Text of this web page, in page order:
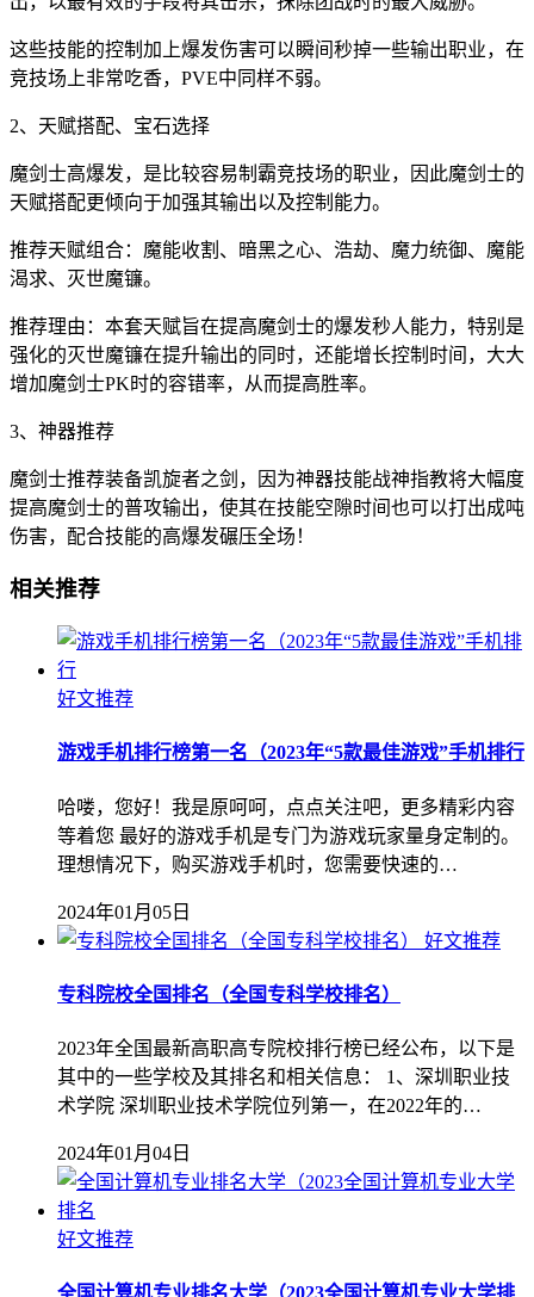
这些技能的控制加上爆发伤害可以瞬间秒掉一些输出职业，在
竞技场上非常吃香，PVE中同样不弱。
2、天赋搭配、宝石选择
魔剑士高爆发，是比较容易制霸竞技场的职业，因此魔剑士的
天赋搭配更倾向于加强其输出以及控制能力。
推荐天赋组合：魔能收割、暗黑之心、浩劫、魔力统御、魔能
渴求、灭世魔镰。
推荐理由：本套天赋旨在提高魔剑士的爆发秒人能力，特别是
强化的灭世魔镰在提升输出的同时，还能增长控制时间，大大
增加魔剑士PK时的容错率，从而提高胜率。
3、神器推荐
魔剑士推荐装备凯旋者之剑，因为神器技能战神指教将大幅度
提高魔剑士的普攻输出，使其在技能空隙时间也可以打出成吨
伤害，配合技能的高爆发碾压全场！
相关推荐
好文推荐
游戏手机排行榜第一名（2023年“5款最佳游戏”手机排行
哈喽，您好！我是原呵呵，点点关注吧，更多精彩内容
等着您 最好的游戏手机是专门为游戏玩家量身定制的。
理想情况下，购买游戏手机时，您需要快速的…
2024年01月05日
好文推荐
专科院校全国排名（全国专科学校排名）
2023年全国最新高职高专院校排行榜已经公布，以下是
其中的一些学校及其排名和相关信息： 1、深圳职业技
术学院 深圳职业技术学院位列第一，在2022年的…
2024年01月04日
好文推荐